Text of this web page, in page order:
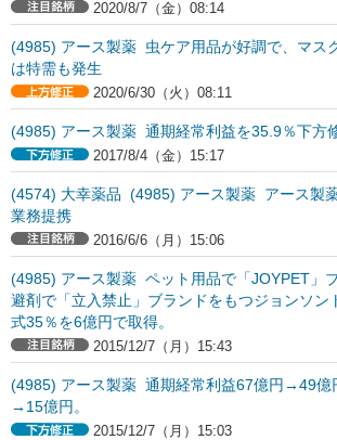
2020/8/7（金）08:14
(4985) アース製薬 虫ケア用品が好調で、マス
は特需も発生
2020/6/30（火）08:11
(4985) アース製薬 通期経常利益を35.9％下方
2017/8/4（金）15:17
(4574) 大幸薬品 (4985) アース製薬 アース製
業務提携
2016/6/6（月）15:06
(4985) アース製薬 ペット用品で「JOYPET」
避剤で「立入禁止」ブランドをもつジョンソン
式35％を6億円で取得。
2015/12/7（月）15:43
(4985) アース製薬 通期経常利益67億円→49億
→15億円。
2015/12/7（月）15:03